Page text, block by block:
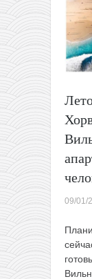
+
7
ночей
всего
за
144€
с
09/01/